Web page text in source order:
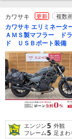
カワサキ 更新 複数
カワサキ エリミネー
ＡＭＳ製マフラー ド
ド ＵＳＢポート装備
エンジン5 外観
フレーム5 足まわ